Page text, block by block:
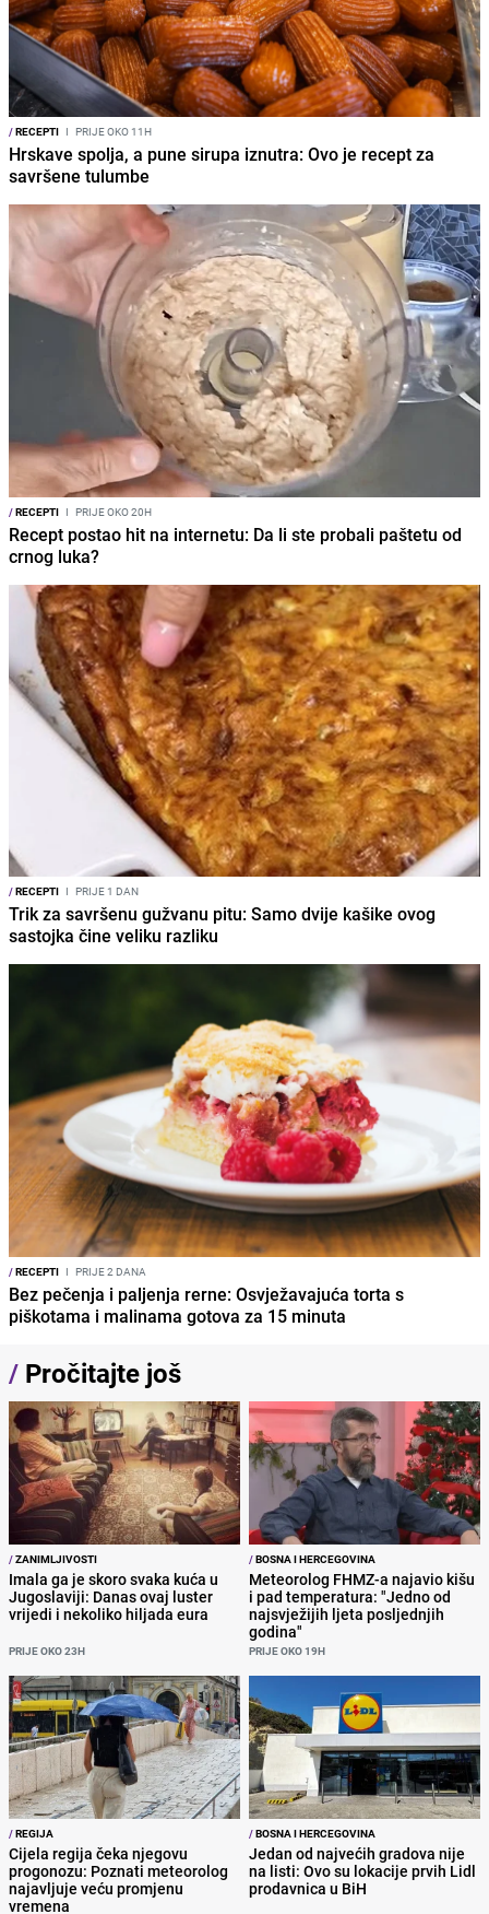
/RECEPTI I PRIJE OKO 11H
Hrskave spolja, a pune sirupa iznutra: Ovo je recept za
savršene tulumbe
/RECEPTI I PRIJE OKO 20H
Recept postao hit na internetu: Da li ste probali paštetu od
crnog luka?
/RECEPTI I PRIJE 1 DAN
Trik za savršenu gužvanu pitu: Samo dvije kašike ovog
sastojka čine veliku razliku
/RECEPTI I PRIJE 2 DANA
Bez pečenja i paljenja rerne: Osvježavajuća torta s
piškotama i malinama gotova za 15 minuta
/ Pročitajte još
/ZANIMLJIVOSTI
Imala ga je skoro svaka kuća u
Jugoslaviji: Danas ovaj luster
vrijedi i nekoliko hiljada eura
PRIJE OKO 23H
/BOSNA I HERCEGOVINA
Meteorolog FHMZ-a najavio kišu
i pad temperatura: "Jedno od
najsvježijih ljeta posljednjih
godina"
PRIJE OKO 19H
/REGIJA
Cijela regija čeka njegovu
progonozu: Poznati meteorolog
najavljuje veću promjenu
vremena
/BOSNA I HERCEGOVINA
Jedan od najvećih gradova nije
na listi: Ovo su lokacije prvih Lidl
prodavnica u BiH